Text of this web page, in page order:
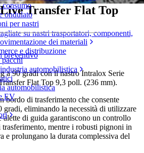
su nastri trasportatori, componenti,
ondulato
per nastri
dei materiali
e distribuzione
pacchi
automobilistica
automobilistica
EV
Transfer Flat Top
preventivo
a 90 gradi con il nastro Intralox Serie
Flat Top 9,3 poll. (236 mm).
bordo di trasferimento che consente
gradi, eliminando la necessità di utilizzare
di guida garantiscono un controllo
trasferimento, mentre i robusti pignoni in
e prolungano la durata complessiva del